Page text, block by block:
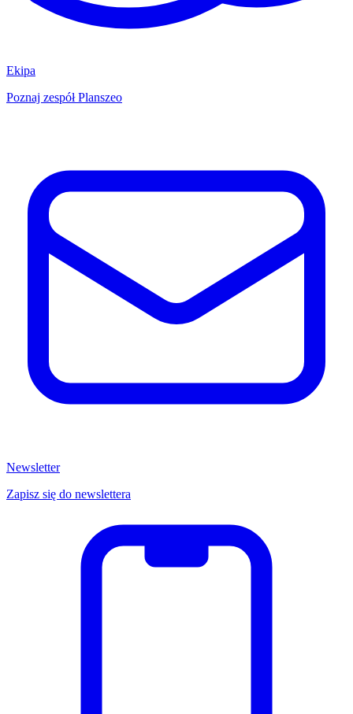
Ekipa
Poznaj zespół Planszeo
Newsletter
Zapisz się do newslettera